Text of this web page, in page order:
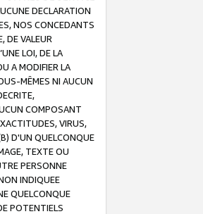
DECLARATION
NOS CONCEDANTS
DE VALEUR
LOI, DE LA
A MODIFIER LA
MÊMES NI AUCUN
COMPOSANT
VIRUS,
D'UN QUELCONQUE
TEXTE OU
PERSONNE
INDIQUEE
QUELCONQUE
POTENTIELS